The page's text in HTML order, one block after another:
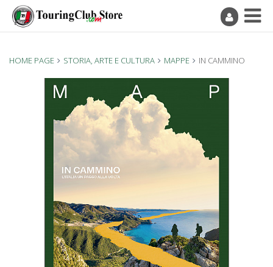
HOME PAGE STORIA, ARTE E CULTURA MAPPE IN CAMMINO